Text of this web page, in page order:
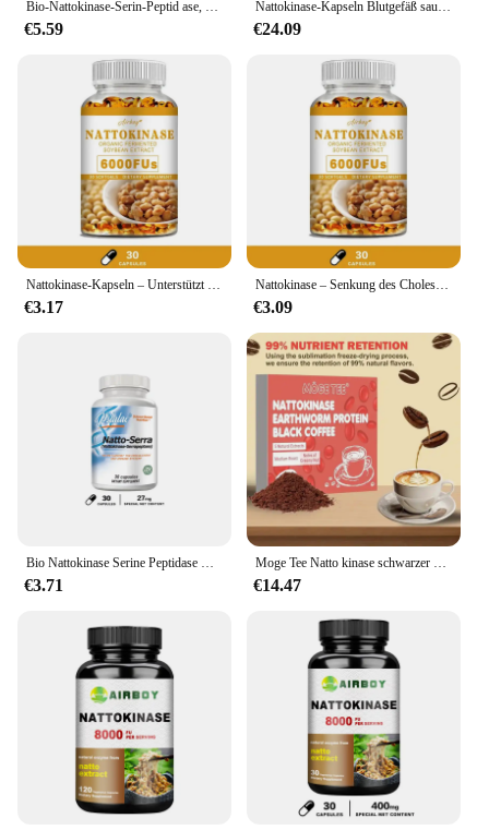
Bio-Nattokinase-Serin-Peptid ase, gluten frei, nicht-GVO, 120 vegetarische Kapseln
€5.59
Nattokinase-Kapseln Blutgefäß sauber auflösen Blut gerinnsel senken den Druck verhindern Arter io sklerose verbessern die Gefäß gesundheit
€24.09
Nattokinase-Kapseln – Unterstützt die Herz-, Herz-Kreislauf-Gesundheit, fördert die Durchblutung und verbessert die Immunität
€3.17
Nattokinase – Senkung des Cholesterins, unterstützt die Gesundheit von Herz und Gehirn, Herz-Kreislauf-Gesundheit, fördert die Durchblutung
€3.09
Bio Nattokinase Serine Peptidase Glutenfreie Immununterstützung Nicht-GMO 120-vegetarisches Nahrungsergänzungsmittel
€3.71
Moge Tee Natto kinase schwarzer Kaffee, Regenwurm protein, sofortiges kaltes Gebräu, 15 Päckchen
€14.47